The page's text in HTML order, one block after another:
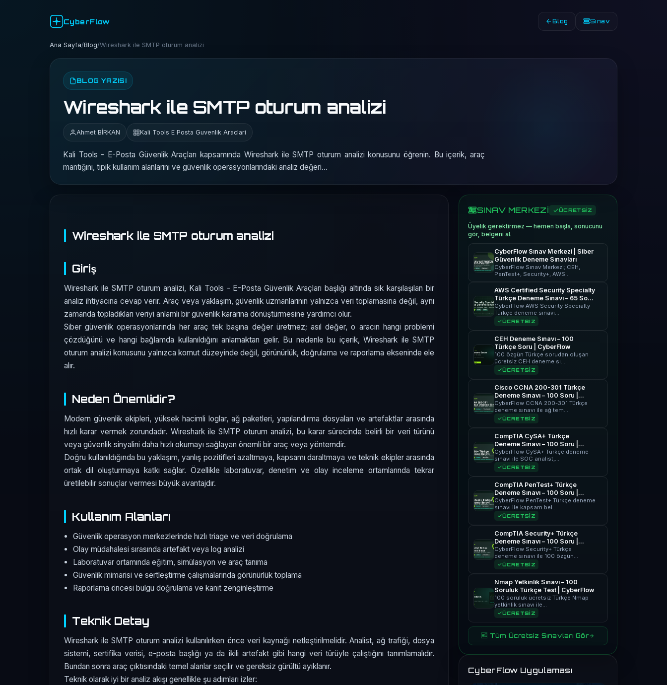
CyberFlow Blog Sınav
Ana Sayfa/Blog/Wireshark ile SMTP oturum analizi
BLOG YAZISI
Wireshark ile SMTP oturum analizi
Ahmet BİRKAN Kali Tools E Posta Guvenlik Araclari
Kali Tools - E-Posta Güvenlik Araçları kapsamında Wireshark ile SMTP oturum analizi konusunu öğrenin. Bu içerik, araç
mantığını, tipik kullanım alanlarını ve güvenlik operasyonlarındaki analiz değeri…
Wireshark ile SMTP oturum analizi
Giriş
Wireshark ile SMTP oturum analizi, Kali Tools - E-Posta Güvenlik Araçları başlığı altında sık karşılaşılan bir
analiz ihtiyacına cevap verir. Araç veya yaklaşım, güvenlik uzmanlarının yalnızca veri toplamasına değil, aynı
zamanda topladıkları veriyi anlamlı bir güvenlik kararına dönüştürmesine yardımcı olur.
Siber güvenlik operasyonlarında her araç tek başına değer üretmez; asıl değer, o aracın hangi problemi
çözdüğünü ve hangi bağlamda kullanıldığını anlamaktan gelir. Bu nedenle bu içerik, Wireshark ile SMTP
oturum analizi konusunu yalnızca komut düzeyinde değil, görünürlük, doğrulama ve raporlama ekseninde ele
alır.
Neden Önemlidir?
Modern güvenlik ekipleri, yüksek hacimli loglar, ağ paketleri, yapılandırma dosyaları ve artefaktlar arasında
hızlı karar vermek zorundadır. Wireshark ile SMTP oturum analizi, bu karar sürecinde belirli bir veri türünü
veya güvenlik sinyalini daha hızlı okumayı sağlayan önemli bir araç veya yöntemdir.
Doğru kullanıldığında bu yaklaşım, yanlış pozitifleri azaltmaya, kapsamı daraltmaya ve teknik ekipler arasında
ortak dil oluşturmaya katkı sağlar. Özellikle laboratuvar, denetim ve olay inceleme ortamlarında tekrar
üretilebilir sonuçlar vermesi büyük avantajdır.
Kullanım Alanları
Güvenlik operasyon merkezlerinde hızlı triage ve veri doğrulama
Olay müdahalesi sırasında artefakt veya log analizi
Laboratuvar ortamında eğitim, simülasyon ve araç tanıma
Güvenlik mimarisi ve sertleştirme çalışmalarında görünürlük toplama
Raporlama öncesi bulgu doğrulama ve kanıt zenginleştirme
Teknik Detay
Wireshark ile SMTP oturum analizi kullanılırken önce veri kaynağı netleştirilmelidir. Analist, ağ trafiği, dosya
sistemi, sertifika verisi, e-posta başlığı ya da ikili artefakt gibi hangi veri türüyle çalıştığını tanımlamalıdır.
Bundan sonra araç çıktısındaki temel alanlar seçilir ve gereksiz gürültü ayıklanır.
Teknik olarak iyi bir analiz akışı genellikle şu adımları izler:
SINAV MERKEZİ ÜCRETSİZ
Üyelik gerektirmez — hemen başla, sonucunu
gör, belgeni al.
CyberFlow Sınav Merkezi | Siber
Güvenlik Deneme Sınavları
CyberFlow Sınav Merkezi; CEH,
PenTest+, Security+, AWS…
AWS Certified Security Specialty
Türkçe Deneme Sınavı – 65 Soru
| CyberFlow
CyberFlow AWS Security Specialty
Türkçe deneme sınavı…
ÜCRETSİZ
CEH Deneme Sınavı – 100
Türkçe Soru | CyberFlow
100 özgün Türkçe sorudan oluşan
ücretsiz CEH deneme sı…
ÜCRETSİZ
Cisco CCNA 200-301 Türkçe
Deneme Sınavı – 100 Soru |
CyberFlow
CyberFlow CCNA 200-301 Türkçe
deneme sınavı ile ağ tem…
ÜCRETSİZ
CompTIA CySA+ Türkçe
Deneme Sınavı – 100 Soru |
CyberFlow
CyberFlow CySA+ Türkçe deneme
sınavı ile SOC analist,…
ÜCRETSİZ
CompTIA PenTest+ Türkçe
Deneme Sınavı – 100 Soru |
CyberFlow
CyberFlow PenTest+ Türkçe deneme
sınavı ile kapsam bel…
ÜCRETSİZ
CompTIA Security+ Türkçe
Deneme Sınavı – 100 Soru |
CyberFlow
CyberFlow Security+ Türkçe
deneme sınavı ile 100 özgün…
ÜCRETSİZ
Nmap Yetkinlik Sınavı – 100
Soruluk Türkçe Test | CyberFlow
100 soruluk ücretsiz Türkçe Nmap
yetkinlik sınavı ile…
ÜCRETSİZ
🆓 Tüm Ücretsiz Sınavları Gör
CyberFlow Uygulaması